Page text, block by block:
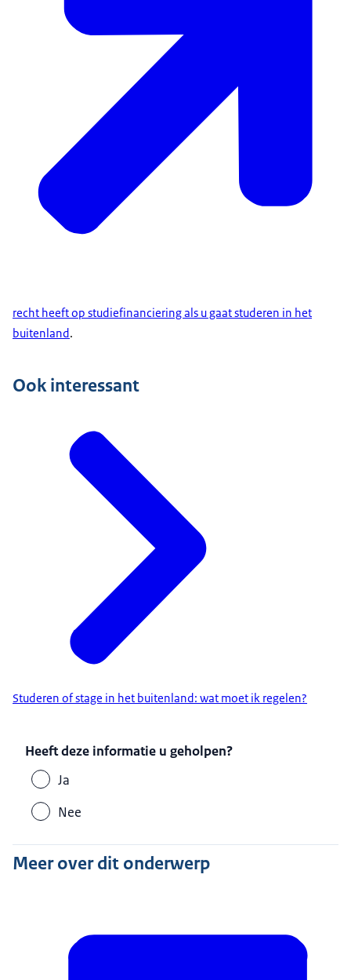
recht heeft op studiefinanciering als u gaat studeren in het
buitenland.
Ook interessant
Studeren of stage in het buitenland: wat moet ik regelen?
Heeft deze informatie u geholpen?
Ja
Nee
Meer over dit onderwerp